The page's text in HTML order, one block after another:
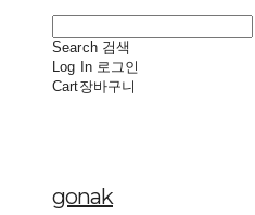
Search 검색
Log In 로그인
Cart장바구니
gonak